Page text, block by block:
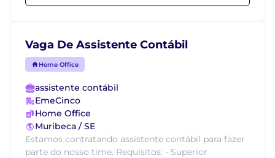
Vaga De Assistente Contábil
Home Office
assistente contábil
EmeCinco
Home Office
Muribeca / SE
Estamos contratando assistente contábil para fazer
parte do nosso time. Requisitos: - Superior